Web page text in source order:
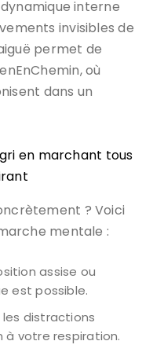
interne
invisibles de
permet de
où
dans un
en marchant tous
? Voici
mentale :
assise ou
est possible.
les distractions
votre respiration.